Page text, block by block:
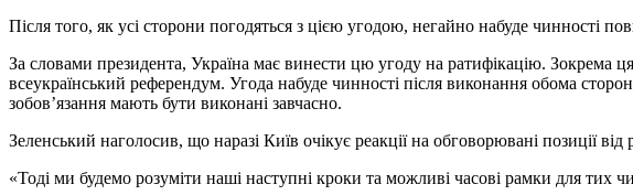
Після того, як усі сторони погодяться з цією угодою, негайно набуде чинності
За словами президента, Україна має винести цю угоду на ратифікацію. Зокрема
всеукраїнський референдум. Угода набуде чинності після виконання обома
зобов’язання мають бути виконані завчасно.
Зеленський наголосив, що наразі Київ очікує реакції на обговорювані позиції від
«Тоді ми будемо розуміти наші наступні кроки та можливі часові рамки для тих